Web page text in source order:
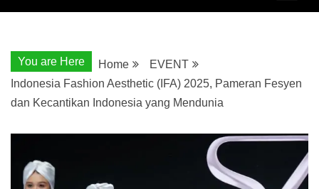
You are Here Home
EVENT
Indonesia Fashion Aesthetic (IFA) 2025, Pameran Fesyen
dan Kecantikan Indonesia yang Mendunia